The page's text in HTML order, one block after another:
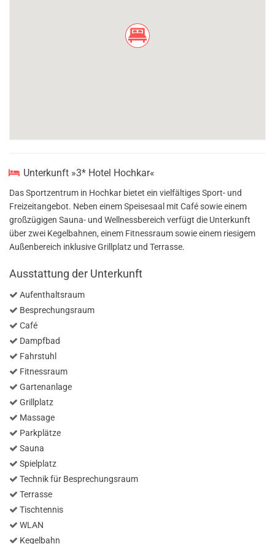
Unterkunft »3* Hotel Hochkar«
Das Sportzentrum in Hochkar bietet ein vielfältiges Sport- und
Freizeitangebot. Neben einem Speisesaal mit Café sowie einem
großzügigen Sauna- und Wellnessbereich verfügt die Unterkunft
über zwei Kegelbahnen, einem Fitnessraum sowie einem riesigem
Außenbereich inklusive Grillplatz und Terrasse.
Ausstattung der Unterkunft
Aufenthaltsraum
Besprechungsraum
Café
Dampfbad
Fahrstuhl
Fitnessraum
Gartenanlage
Grillplatz
Massage
Parkplätze
Sauna
Spielplatz
Technik für Besprechungsraum
Terrasse
Tischtennis
WLAN
​Kegelbahn